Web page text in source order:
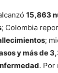
15,863
; Colombia
;
y más de
. Por